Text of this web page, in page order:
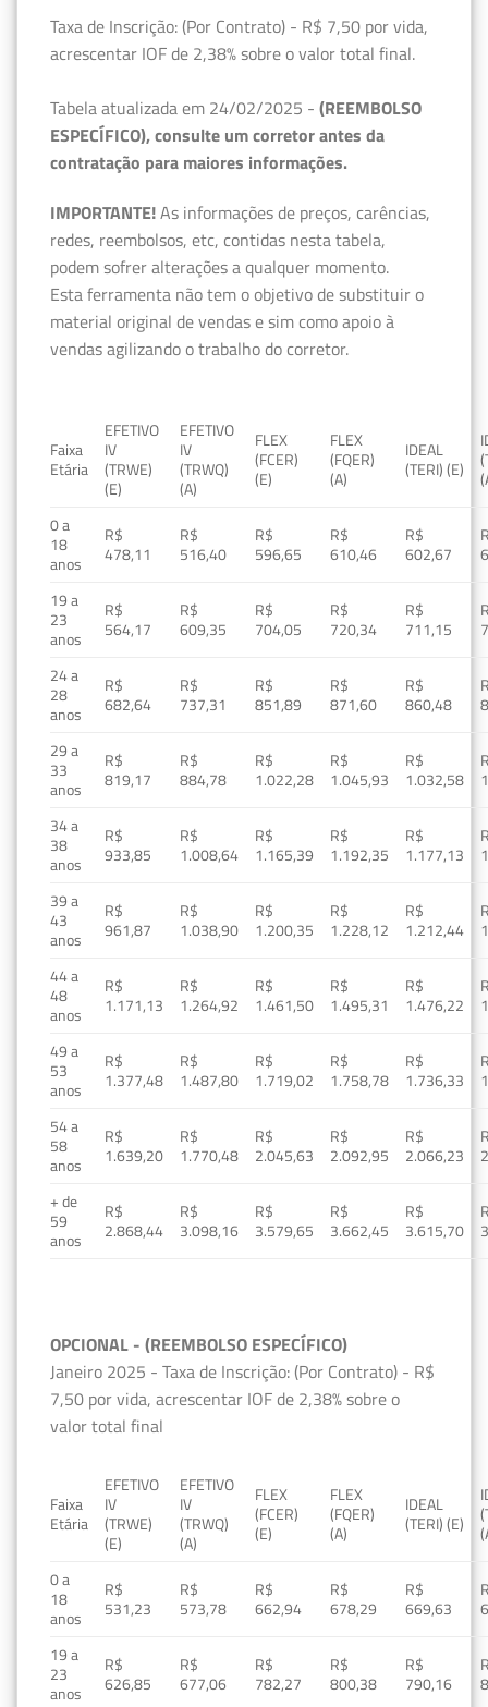
Taxa de Inscrição: (Por Contrato) - R$ 7,50 por vida,
acrescentar IOF de 2,38% sobre o valor total final.
Tabela atualizada em 24/02/2025 - (REEMBOLSO
ESPECÍFICO), consulte um corretor antes da
contratação para maiores informações.
IMPORTANTE!As informações de preços, carências,
redes, reembolsos, etc, contidas nesta tabela,
podem sofrer alterações a qualquer momento.
Esta ferramenta não tem o objetivo de substituir o
material original de vendas e sim como apoio à
vendas agilizando o trabalho do corretor.
Faixa
Etária
EFETIVO
IV
(TRWE)
(E)
EFETIVO
IV
(TRWQ)
(A)
FLEX
(FCER)
(E)
FLEX
(FQER)
(A)
IDEAL
(TERI) (E)
0 a
18
anos
R$
478,11
R$
516,40
R$
596,65
R$
610,46
R$
602,67
19 a
23
anos
R$
564,17
R$
609,35
R$
704,05
R$
720,34
R$
711,15
24 a
28
anos
R$
682,64
R$
737,31
R$
851,89
R$
871,60
R$
860,48
29 a
33
anos
R$
819,17
R$
884,78
R$
1.022,28
R$
1.045,93
R$
1.032,58
34 a
38
anos
R$
933,85
R$
1.008,64
R$
1.165,39
R$
1.192,35
R$
1.177,13
39 a
43
anos
R$
961,87
R$
1.038,90
R$
1.200,35
R$
1.228,12
R$
1.212,44
44 a
48
anos
R$
1.171,13
R$
1.264,92
R$
1.461,50
R$
1.495,31
R$
1.476,22
49 a
53
anos
R$
1.377,48
R$
1.487,80
R$
1.719,02
R$
1.758,78
R$
1.736,33
54 a
58
anos
R$
1.639,20
R$
1.770,48
R$
2.045,63
R$
2.092,95
R$
2.066,23
+ de
59
anos
R$
2.868,44
R$
3.098,16
R$
3.579,65
R$
3.662,45
R$
3.615,70
OPCIONAL - (REEMBOLSO ESPECÍFICO)
Janeiro 2025 - Taxa de Inscrição: (Por Contrato) - R$
7,50 por vida, acrescentar IOF de 2,38% sobre o
valor total final
Faixa
Etária
EFETIVO
IV
(TRWE)
(E)
EFETIVO
IV
(TRWQ)
(A)
FLEX
(FCER)
(E)
FLEX
(FQER)
(A)
IDEAL
(TERI) (E)
0 a
18
anos
R$
531,23
R$
573,78
R$
662,94
R$
678,29
R$
669,63
19 a
23
anos
R$
626,85
R$
677,06
R$
782,27
R$
800,38
R$
790,16